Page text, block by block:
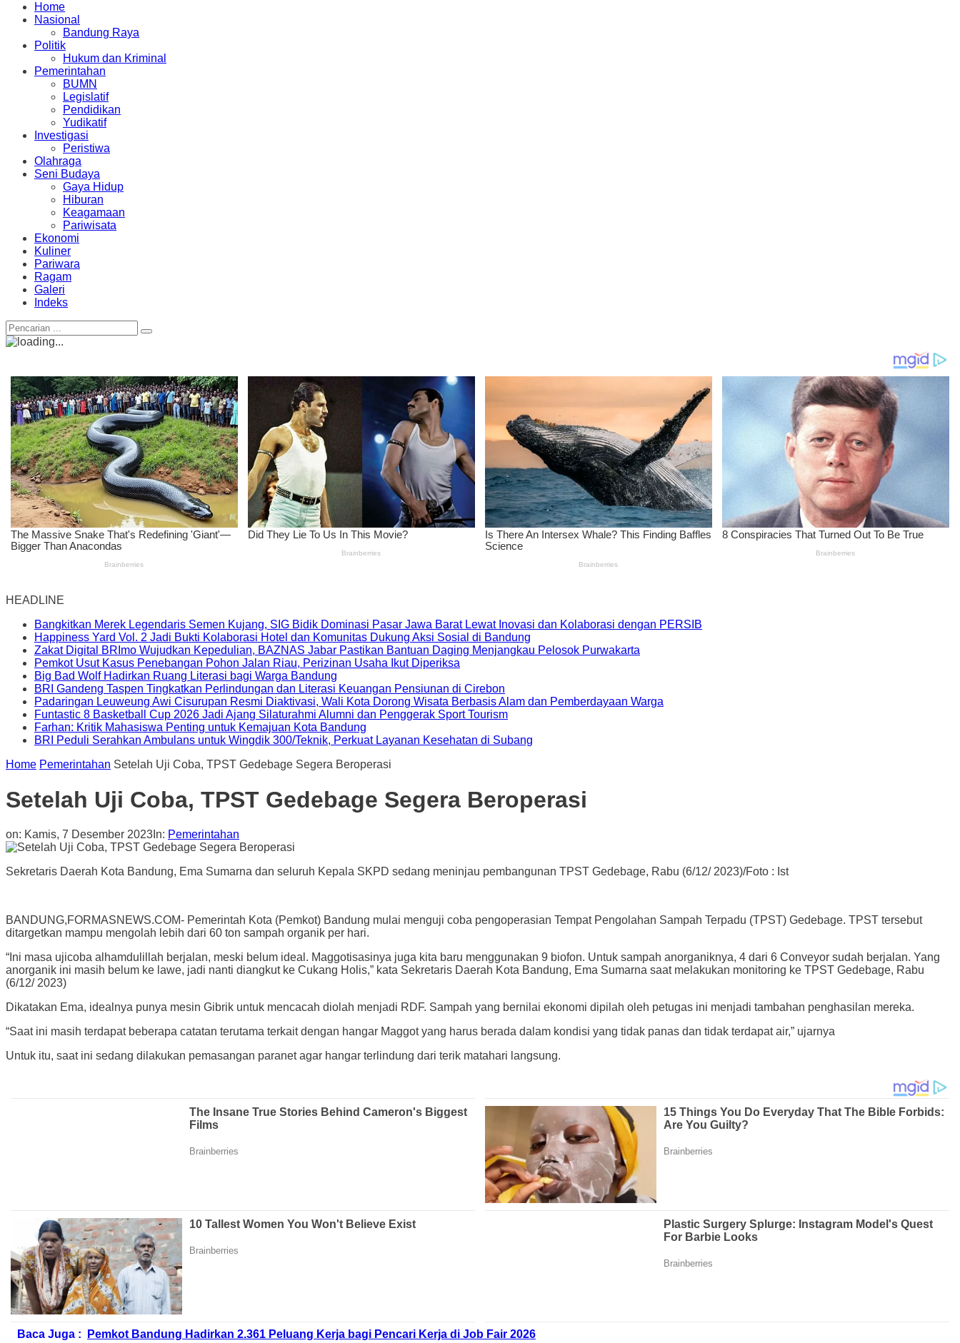
Home
Nasional
Bandung Raya
Politik
Hukum dan Kriminal
Pemerintahan
BUMN
Legislatif
Pendidikan
Yudikatif
Investigasi
Peristiwa
Olahraga
Seni Budaya
Gaya Hidup
Hiburan
Keagamaan
Pariwisata
Ekonomi
Kuliner
Pariwara
Ragam
Galeri
Indeks
HEADLINE
Bangkitkan Merek Legendaris Semen Kujang, SIG Bidik Dominasi Pasar Jawa Barat Lewat Inovasi dan Kolaborasi dengan PERSIB
Happiness Yard Vol. 2 Jadi Bukti Kolaborasi Hotel dan Komunitas Dukung Aksi Sosial di Bandung
Zakat Digital BRImo Wujudkan Kepedulian, BAZNAS Jabar Pastikan Bantuan Daging Menjangkau Pelosok Purwakarta
Pemkot Usut Kasus Penebangan Pohon Jalan Riau, Perizinan Usaha Ikut Diperiksa
Big Bad Wolf Hadirkan Ruang Literasi bagi Warga Bandung
BRI Gandeng Taspen Tingkatkan Perlindungan dan Literasi Keuangan Pensiunan di Cirebon
Padaringan Leuweung Awi Cisurupan Resmi Diaktivasi, Wali Kota Dorong Wisata Berbasis Alam dan Pemberdayaan Warga
Funtastic 8 Basketball Cup 2026 Jadi Ajang Silaturahmi Alumni dan Penggerak Sport Tourism
Farhan: Kritik Mahasiswa Penting untuk Kemajuan Kota Bandung
BRI Peduli Serahkan Ambulans untuk Wingdik 300/Teknik, Perkuat Layanan Kesehatan di Subang
Home Pemerintahan Setelah Uji Coba, TPST Gedebage Segera Beroperasi
Setelah Uji Coba, TPST Gedebage Segera Beroperasi
on: Kamis, 7 Desember 2023 In: Pemerintahan
Sekretaris Daerah Kota Bandung, Ema Sumarna dan seluruh Kepala SKPD sedang meninjau pembangunan TPST Gedebage, Rabu (6/12/ 2023)/Foto : Ist
BANDUNG,FORMASNEWS.COM- Pemerintah Kota (Pemkot) Bandung mulai menguji coba pengoperasian Tempat Pengolahan Sampah Terpadu (TPST) Gedebage. TPST tersebut
ditargetkan mampu mengolah lebih dari 60 ton sampah organik per hari.
“Ini masa ujicoba alhamdulillah berjalan, meski belum ideal. Maggotisasinya juga kita baru menggunakan 9 biofon. Untuk sampah anorganiknya, 4 dari 6 Conveyor sudah berjalan. Yang
anorganik ini masih belum ke lawe, jadi nanti diangkut ke Cukang Holis,” kata Sekretaris Daerah Kota Bandung, Ema Sumarna saat melakukan monitoring ke TPST Gedebage, Rabu
(6/12/ 2023)
Dikatakan Ema, idealnya punya mesin Gibrik untuk mencacah diolah menjadi RDF. Sampah yang bernilai ekonomi dipilah oleh petugas ini menjadi tambahan penghasilan mereka.
“Saat ini masih terdapat beberapa catatan terutama terkait dengan hangar Maggot yang harus berada dalam kondisi yang tidak panas dan tidak terdapat air,” ujarnya
Untuk itu, saat ini sedang dilakukan pemasangan paranet agar hangar terlindung dari terik matahari langsung.
Baca Juga : Pemkot Bandung Hadirkan 2.361 Peluang Kerja bagi Pencari Kerja di Job Fair 2026